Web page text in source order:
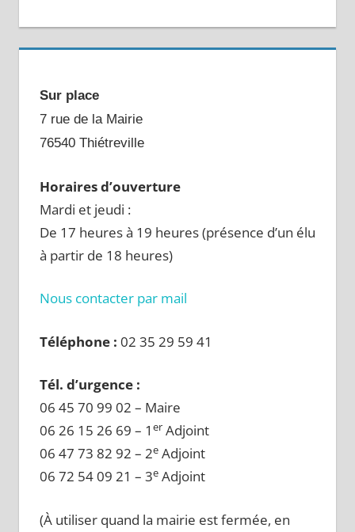
Sur place
7 rue de la Mairie
76540 Thiétreville
Horaires d’ouverture
Mardi et jeudi :
De 17 heures à 19 heures (présence d’un élu
à partir de 18 heures)
Nous contacter par mail
Téléphone : 02 35 29 59 41
Tél. d’urgence :
06 45 70 99 02 – Maire
06 26 15 26 69 – 1 erAdjoint
06 47 73 82 92 – 2eAdjoint
06 72 54 09 21 – 3eAdjoint
(À utiliser quand la mairie est fermée, en